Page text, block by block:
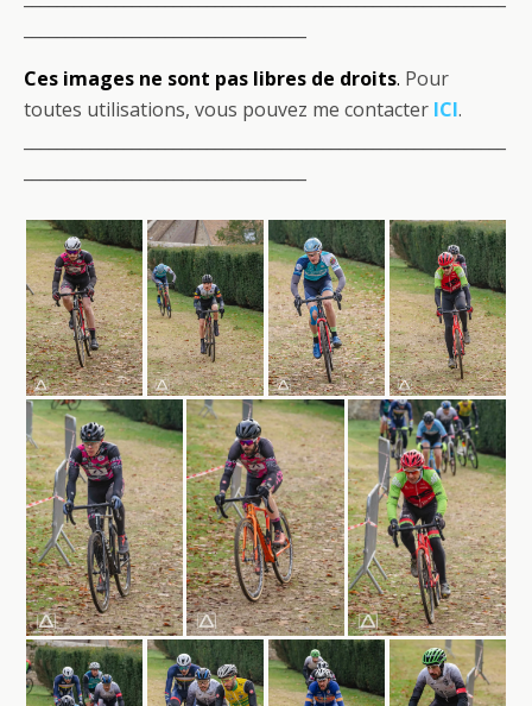
Ces images ne sont pas libres de droits. Pour
toutes utilisations, vous pouvez me contacter ICI.